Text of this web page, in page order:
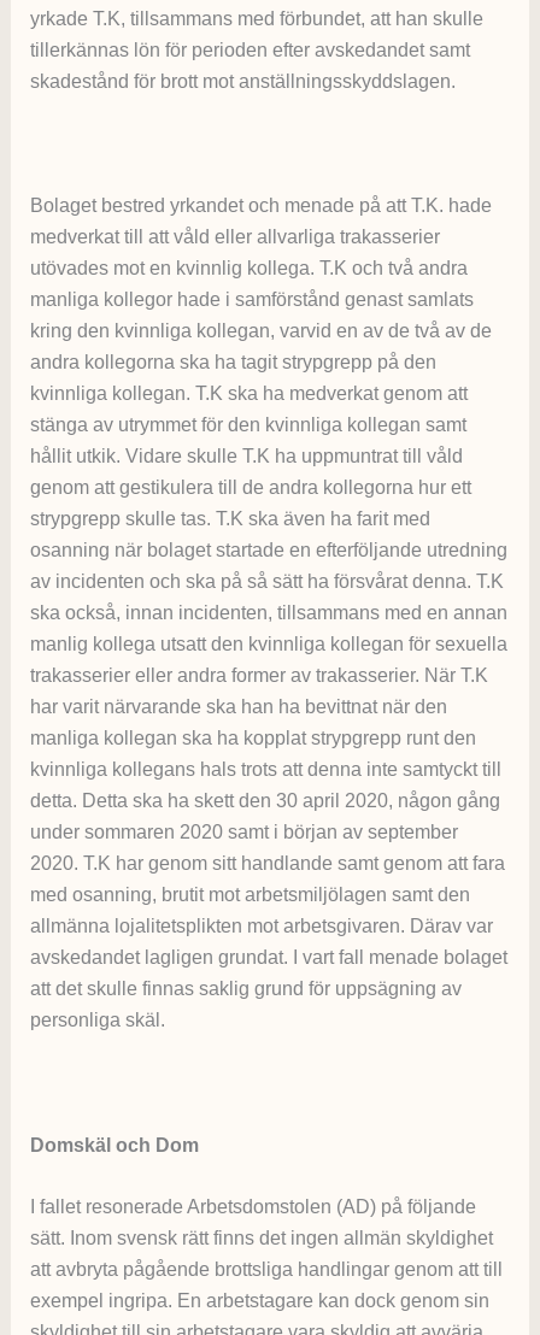
yrkade T.K, tillsammans med förbundet, att han skulle
tillerkännas lön för perioden efter avskedandet samt
skadestånd för brott mot anställningsskyddslagen.
Bolaget bestred yrkandet och menade på att T.K. hade
medverkat till att våld eller allvarliga trakasserier
utövades mot en kvinnlig kollega. T.K och två andra
manliga kollegor hade i samförstånd genast samlats
kring den kvinnliga kollegan, varvid en av de två av de
andra kollegorna ska ha tagit strypgrepp på den
kvinnliga kollegan. T.K ska ha medverkat genom att
stänga av utrymmet för den kvinnliga kollegan samt
hållit utkik. Vidare skulle T.K ha uppmuntrat till våld
genom att gestikulera till de andra kollegorna hur ett
strypgrepp skulle tas. T.K ska även ha farit med
osanning när bolaget startade en efterföljande utredning
av incidenten och ska på så sätt ha försvårat denna. T.K
ska också, innan incidenten, tillsammans med en annan
manlig kollega utsatt den kvinnliga kollegan för sexuella
trakasserier eller andra former av trakasserier. När T.K
har varit närvarande ska han ha bevittnat när den
manliga kollegan ska ha kopplat strypgrepp runt den
kvinnliga kollegans hals trots att denna inte samtyckt till
detta. Detta ska ha skett den 30 april 2020, någon gång
under sommaren 2020 samt i början av september
2020. T.K har genom sitt handlande samt genom att fara
med osanning, brutit mot arbetsmiljölagen samt den
allmänna lojalitetsplikten mot arbetsgivaren. Därav var
avskedandet lagligen grundat. I vart fall menade bolaget
att det skulle finnas saklig grund för uppsägning av
personliga skäl.
Domskäl och Dom
I fallet resonerade Arbetsdomstolen (AD) på följande
sätt. Inom svensk rätt finns det ingen allmän skyldighet
att avbryta pågående brottsliga handlingar genom att till
exempel ingripa. En arbetstagare kan dock genom sin